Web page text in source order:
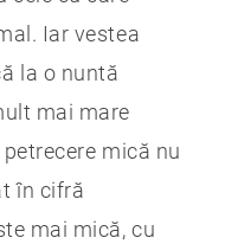
Iar vestea
la o nuntă
mai mare
mică nu
în cifră
mai mică, cu